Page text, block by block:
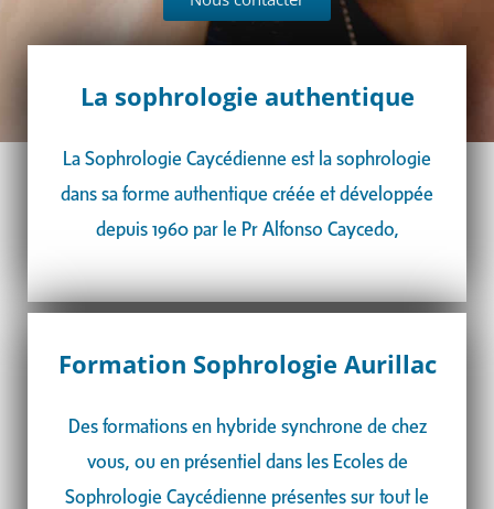
La sophrologie authentique
La Sophrologie Caycédienne est la sophrologie
dans sa forme authentique créée et développée
depuis 1960 par le Pr Alfonso Caycedo,
Formation Sophrologie Aurillac
Des formations en hybride synchrone de chez
vous, ou en présentiel dans les Ecoles de
Sophrologie Caycédienne présentes sur tout le